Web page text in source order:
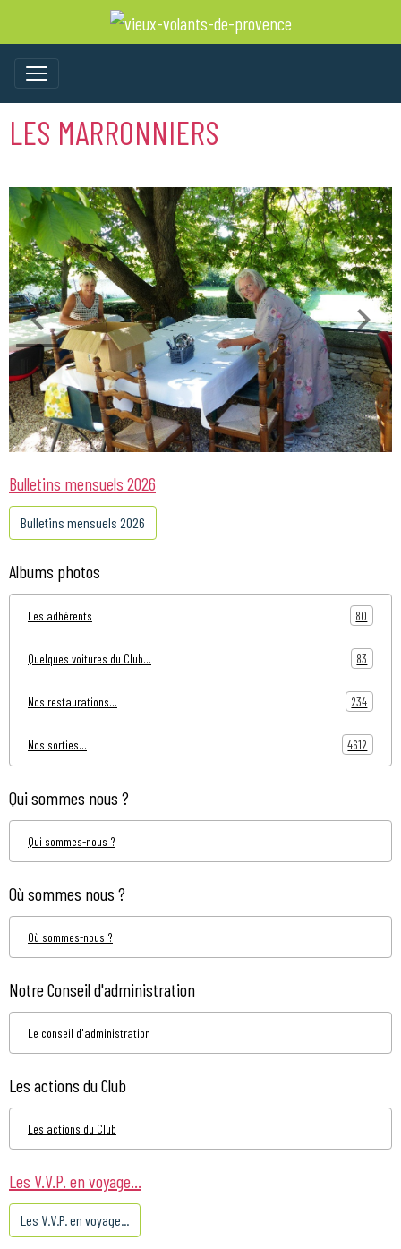
LES MARRONNIERS
Bulletins mensuels 2026
Bulletins mensuels 2026
Albums photos
Les adhérents 80
Quelques voitures du Club... 83
Nos restaurations... 234
Nos sorties... 4612
Qui sommes nous ?
Qui sommes-nous ?
Où sommes nous ?
Où sommes-nous ?
Notre Conseil d'administration
Le conseil d'administration
Les actions du Club
Les actions du Club
Les V.V.P. en voyage...
Les V.V.P. en voyage...